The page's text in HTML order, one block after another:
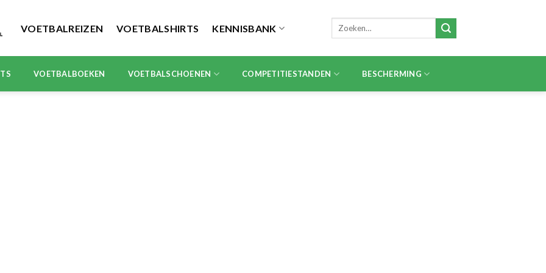
VOETBALREIZEN VOETBALSHIRTS KENNISBANK
Zoeken
VOETBALBOEKEN VOETBALSCHOENEN COMPETITIESTANDEN BESCHERMING